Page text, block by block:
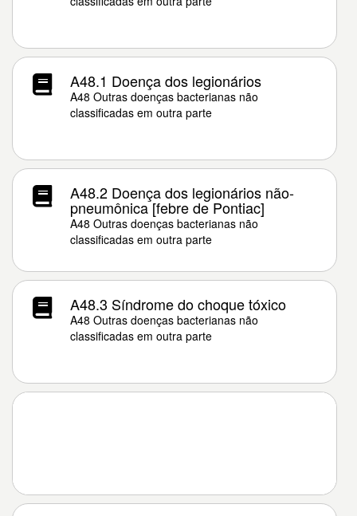
A48.1 Doença dos legionários
A48 Outras doenças bacterianas não
classificadas em outra parte
A48.2 Doença dos legionários não-
pneumônica [febre de Pontiac]
A48 Outras doenças bacterianas não
classificadas em outra parte
A48.3 Síndrome do choque tóxico
A48 Outras doenças bacterianas não
classificadas em outra parte